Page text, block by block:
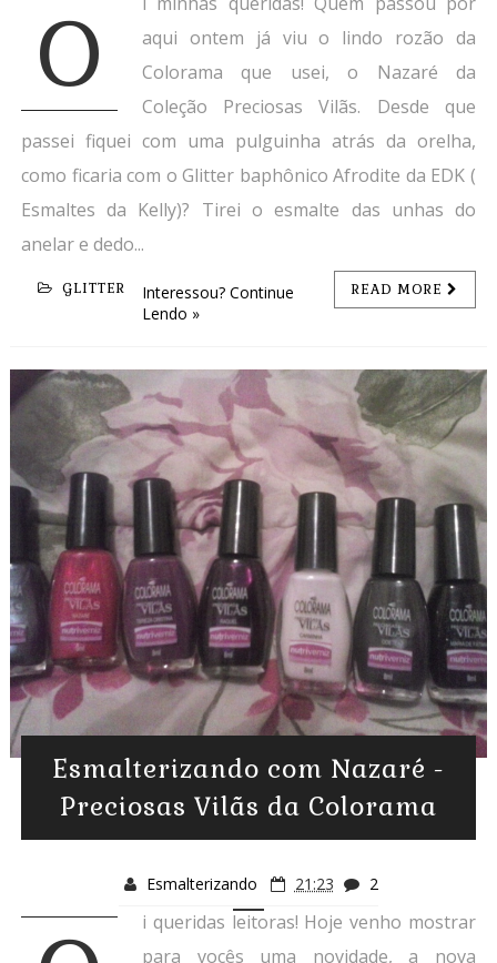
O
aqui ontem já viu o lindo rozão da
Colorama que usei, o Nazaré da
Coleção Preciosas Vilãs. Desde que
passei fiquei com uma pulguinha atrás da orelha,
como ficaria com o Glitter baphônico Afrodite da EDK (
Esmaltes da Kelly)? Tirei o esmalte das unhas do
anelar e dedo...
GLITTER READ MORE
Interessou? Continue
Lendo »
Esmalterizando com Nazaré -
Preciosas Vilãs da Colorama
Esmalterizando 21:23 2
i queridas leitoras! Hoje venho mostrar
para vocês uma novidade, a nova